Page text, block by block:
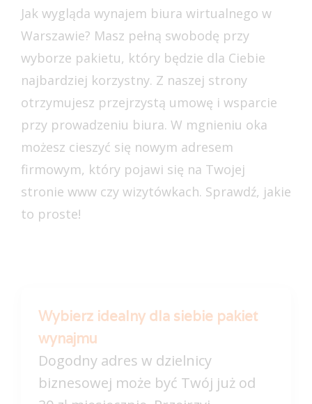
Jak wygląda wynajem biura wirtualnego w
Warszawie? Masz pełną swobodę przy
wyborze pakietu, który będzie dla Ciebie
najbardziej korzystny. Z naszej strony
otrzymujesz przejrzystą umowę i wsparcie
przy prowadzeniu biura. W mgnieniu oka
możesz cieszyć się nowym adresem
firmowym, który pojawi się na Twojej
stronie www czy wizytówkach. Sprawdź, jakie
to proste!
Wybierz idealny dla siebie pakiet
wynajmu
Dogodny adres w dzielnicy
biznesowej może być Twój już od